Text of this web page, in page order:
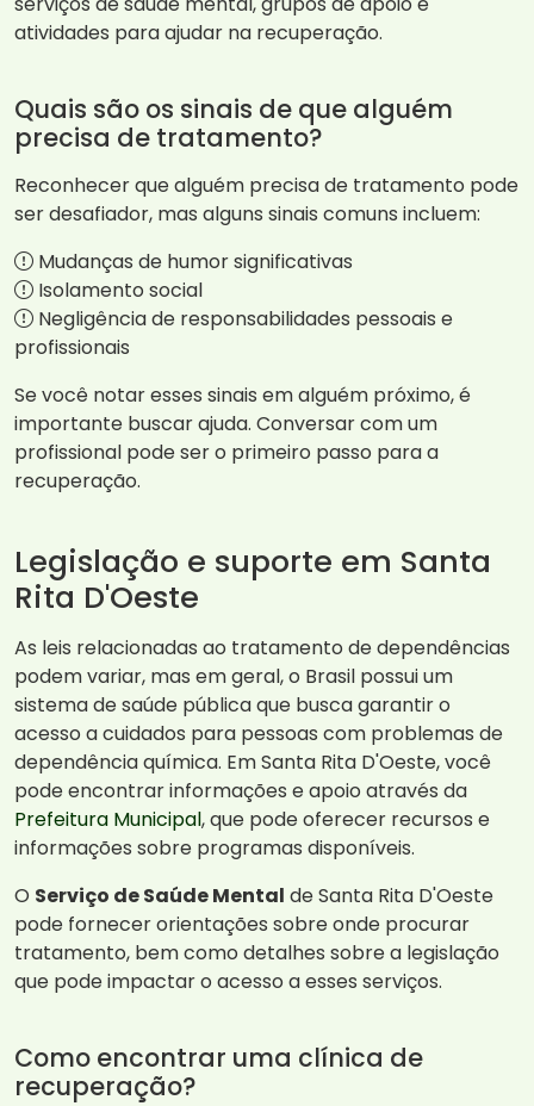
atividades para ajudar na recuperação.
Quais são os sinais de que alguém
precisa de tratamento?
Reconhecer que alguém precisa de tratamento pode
ser desafiador, mas alguns sinais comuns incluem:
Mudanças de humor significativas
Isolamento social
Negligência de responsabilidades pessoais e
profissionais
Se você notar esses sinais em alguém próximo, é
importante buscar ajuda. Conversar com um
profissional pode ser o primeiro passo para a
recuperação.
Legislação e suporte em Santa
Rita D'Oeste
As leis relacionadas ao tratamento de dependências
podem variar, mas em geral, o Brasil possui um
sistema de saúde pública que busca garantir o
acesso a cuidados para pessoas com problemas de
dependência química. Em Santa Rita D'Oeste, você
pode encontrar informações e apoio através da
Prefeitura Municipal, que pode oferecer recursos e
informações sobre programas disponíveis.
O Serviço de Saúde Mental de Santa Rita D'Oeste
pode fornecer orientações sobre onde procurar
tratamento, bem como detalhes sobre a legislação
que pode impactar o acesso a esses serviços.
Como encontrar uma clínica de
recuperação?